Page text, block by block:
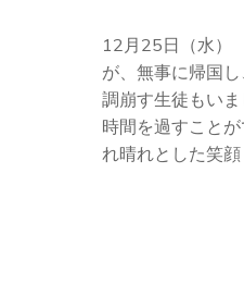
12月25日（水）
が、無事に帰国
調崩す生徒もい
時間を過すこと
れ晴れとした笑顔